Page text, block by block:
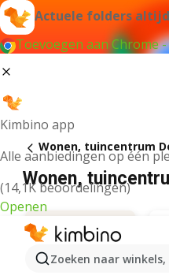
Actuele folders
Toevoegen aan Chrome -
Kimbino app
Alle aanbiedingen op één
(14,1K beoordelingen)
Openen
Zoeken naar
Wonen, tuincentrum
Wonen,